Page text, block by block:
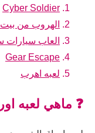
Cyber Soldier
الهروب من
العاب
Gear Escape
لعبه اهرب
❓ ماهي لعبه